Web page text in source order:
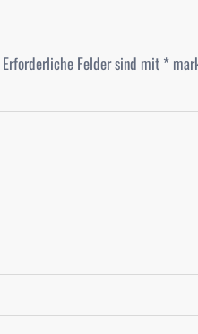
Erforderliche Felder sind mit *